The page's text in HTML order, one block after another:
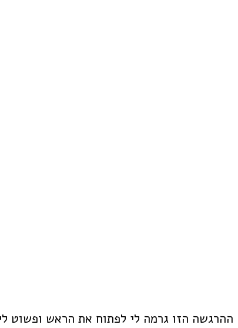
ההרגשה הזו גרמה לי לפתוח את הראש ופשוט